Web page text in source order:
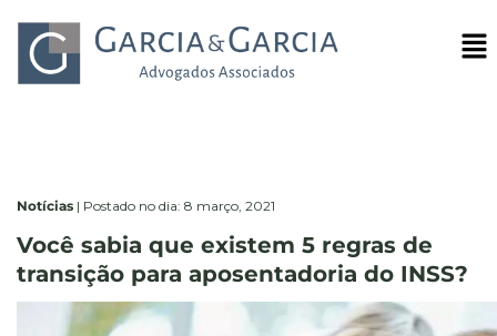
Notícias | Postado no dia: 8 março, 2021
Você sabia que existem 5 regras de
transição para aposentadoria do INSS?